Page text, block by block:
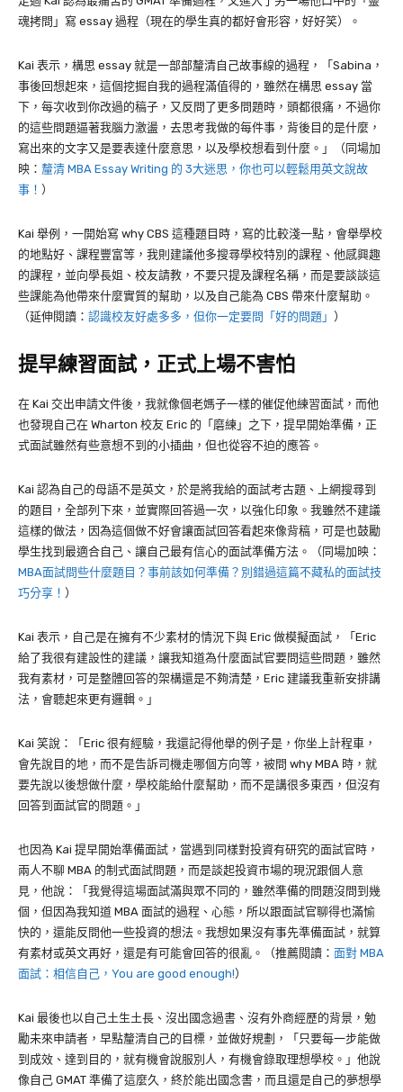
魂拷問」寫 essay 過程（現在的學生真的都好會形容，好好笑）。
Kai 表示，構思 essay 就是一部部釐清自己故事線的過程，「 Sabina ，
事後回想起來，這個挖掘自我的過程滿值得的，雖然在構思 essay 當
下，每次收到你改過的稿子，又反問了更多問題時，頭都很痛，不過你
的這些問題逼著我腦力激盪，去思考我做的每件事，背後目的是什麼，
寫出來的文字又是要表達什麼意思，以及學校想看到什麼。」（同場加
映： 釐清 MBA Essay Writing 的 3大迷思，你也可以輕鬆用英文說故
事！ ）
Kai 舉例，一開始寫 why CBS 這種題目時，寫的比較淺一點，會舉學校
的地點好、課程豐富等，我則建議他多搜尋學校特別的課程、他感興趣
的課程，並向學長姐、校友請教，不要只提及課程名稱，而是要談談這
些課能為他帶來什麼實質的幫助，以及自己能為 CBS 帶來什麼幫助。
（延伸閱讀： 認識校友好處多多，但你一定要問「好的問題」 ）
提早練習面試，正式上場不害怕
在 Kai 交出申請文件後，我就像個老媽子一樣的催促他練習面試，而他
也發現自己在 Wharton 校友 Eric 的「磨練」之下，提早開始準備，正
式面試雖然有些意想不到的小插曲，但也從容不迫的應答。
Kai 認為自己的母語不是英文，於是將我給的面試考古題、上網搜尋到
的題目，全部列下來，並實際回答過一次，以強化印象。我雖然不建議
這樣的做法，因為這個做不好會讓面試回答看起來像背稿，可是也鼓勵
學生找到最適合自己、讓自己最有信心的面試準備方法。（同場加映：
MBA面試問些什麼題目？事前該如何準備？別錯過這篇不藏私的面試技
巧分享！ ）
Kai 表示，自己是在擁有不少素材的情況下與 Eric 做模擬面試，「 Eric
給了我很有建設性的建議，讓我知道為什麼面試官要問這些問題，雖然
我有素材，可是整體回答的架構還是不夠清楚， Eric 建議我重新安排講
法，會聽起來更有邏輯。」
Kai 笑說：「 Eric 很有經驗，我還記得他舉的例子是，你坐上計程車，
會先說目的地，而不是告訴司機走哪個方向等，被問 why MBA 時，就
要先說以後想做什麼，學校能給什麼幫助，而不是講很多東西，但沒有
回答到面試官的問題。」
也因為 Kai 提早開始準備面試，當遇到同樣對投資有研究的面試官時，
兩人不聊 MBA 的制式面試問題，而是談起投資市場的現況跟個人意
見，他說：「我覺得這場面試滿與眾不同的，雖然準備的問題沒問到幾
個，但因為我知道 MBA 面試的過程、心態，所以跟面試官聊得也滿愉
快的，還能反問他一些投資的想法。我想如果沒有事先準備面試，就算
有素材或英文再好，還是有可能會回答的很亂。（推薦閱讀： 面對 MBA
面試：相信自己，You are good enough!）
Kai 最後也以自己土生土長、沒出國念過書、沒有外商經歷的背景，勉
勵未來申請者，早點釐清自己的目標，並做好規劃，「只要每一步能做
到成效、達到目的，就有機會說服別人，有機會錄取理想學校。」他說
像自己 GMAT 準備了這麼久，終於能出國念書，而且還是自己的夢想學